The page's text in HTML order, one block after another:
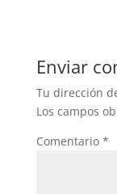
Enviar
Tu dirección
Los campos
Comentario *